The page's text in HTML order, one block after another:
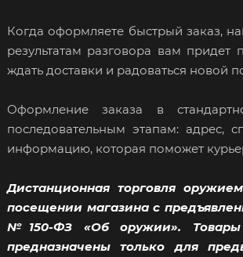
Когда оформляете быстрый заказ,
результатам разговора вам
ждать доставки и радоваться новой
Оформление заказа в
последовательным этапам: адрес,
информацию, которая поможет
Дистанционная торговля
посещении магазина с
№150-ФЗ «Об оружии». Товары
предназначены только для